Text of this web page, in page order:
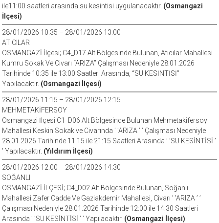
ile11:00 saatleri arasında su kesintisi uygulanacaktır. (Osmangazi
İlçesi)
28/01/2026 10:35 – 28/01/2026 13:00
ATICILAR
OSMANGAZİ İlçesi; C4_D17 Alt Bölgesinde Bulunan, Atıcılar Mahallesi
Kumru Sokak Ve Civarı “ARIZA” Çalışması Nedeniyle 28.01.2026
Tarihinde 10:35 ile 13:00 Saatleri Arasında, “SU KESİNTİSİ”
Yapılacaktır. (Osmangazi İlçesi)
28/01/2026 11:15 – 28/01/2026 12:15
MEHMETAKİFERSOY
Osmangazi İlçesi C1_D06 Alt Bölgesinde Bulunan Mehmetakifersoy
Mahallesi Keskin Sokak ve Civarında ’ ’ARIZA ’ ’ Çalışması Nedeniyle
28.01.2026 Tarihinde 11:15 ile 21:15 Saatleri Arasında ’ ’SU KESİNTİSİ ’
’ Yapılacaktır. (Yıldırım İlçesi)
28/01/2026 12:00 – 28/01/2026 14:30
SOĞANLI
OSMANGAZİ İLÇESİ; C4_D02 Alt Bölgesinde Bulunan, Soğanlı
Mahallesi Zafer Cadde Ve Gaziakdemir Mahallesi, Civarı ’ ’ARIZA ’ ’
Çalışması Nedeniyle 28.01.2026 Tarihinde 12:00 ile 14:30 Saatleri
Arasında ’ ’SU KESİNTİSİ ’ ’ Yapılacaktır. (Osmangazi İlçesi)